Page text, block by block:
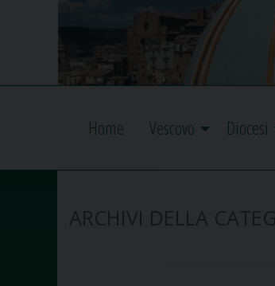
Home Vescovo Diocesi